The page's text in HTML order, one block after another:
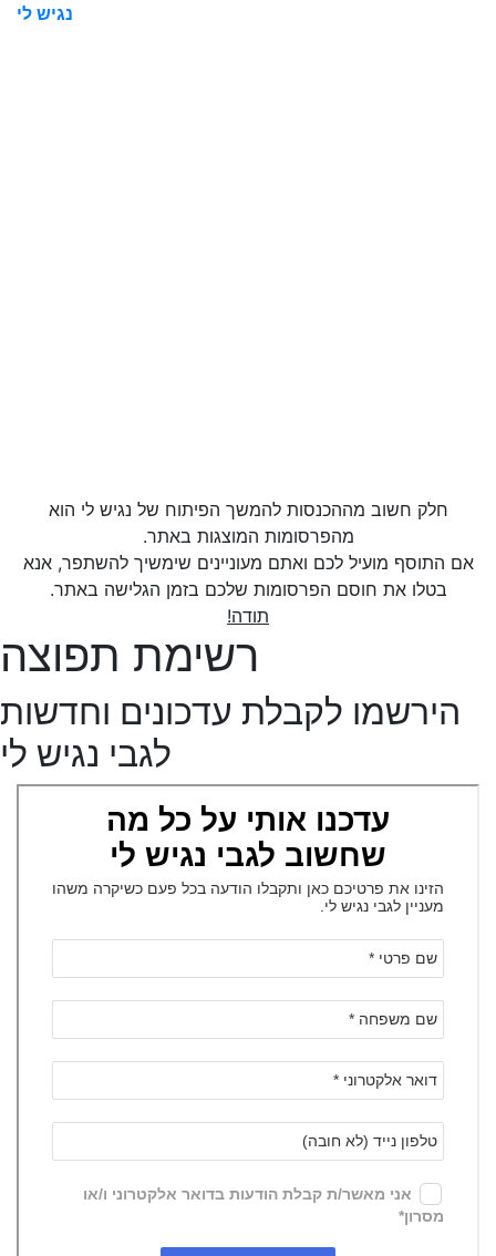
נגיש לי
חלק חשוב מההכנסות להמשך הפיתוח של נגיש לי הוא
מהפרסומות המוצגות באתר.
אם התוסף מועיל לכם ואתם מעוניינים שימשיך להשתפר, אנא
בטלו את חוסם הפרסומות שלכם בזמן הגלישה באתר.
תודה!
רשימת תפוצה
הירשמו לקבלת עדכונים וחדשות
לגבי נגיש לי